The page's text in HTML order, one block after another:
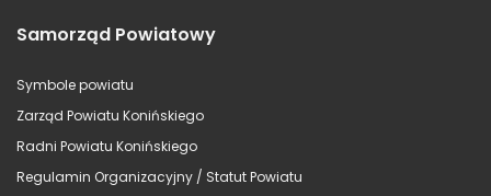
Samorząd Powiatowy
Symbole powiatu
Zarząd Powiatu Konińskiego
Radni Powiatu Konińskiego
Regulamin Organizacyjny / Statut Powiatu